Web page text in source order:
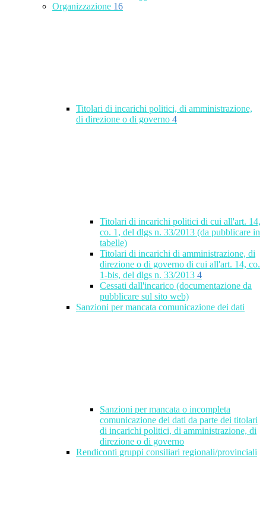
Organizzazione 16
Titolari di incarichi politici, di amministrazione,
di direzione o di governo 4
Titolari di incarichi politici di cui all'art. 14,
co. 1, del dlgs n. 33/2013 (da pubblicare in
tabelle)
Titolari di incarichi di amministrazione, di
direzione o di governo di cui all'art. 14, co.
1-bis, del dlgs n. 33/2013 4
Cessati dall'incarico (documentazione da
pubblicare sul sito web)
Sanzioni per mancata comunicazione dei dati
Sanzioni per mancata o incompleta
comunicazione dei dati da parte dei titolari
di incarichi politici, di amministrazione, di
direzione o di governo
Rendiconti gruppi consiliari regionali/provinciali